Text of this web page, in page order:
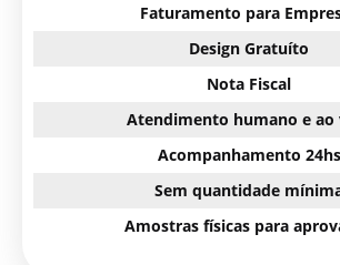
Faturamento para
Design Gratuíto
Nota Fiscal
Atendimento humano e ao
Acompanhamento 24hs
Sem quantidade
Amostras físicas para